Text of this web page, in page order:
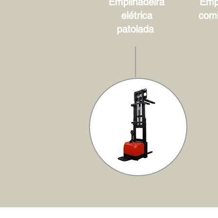
elétrica
patolada